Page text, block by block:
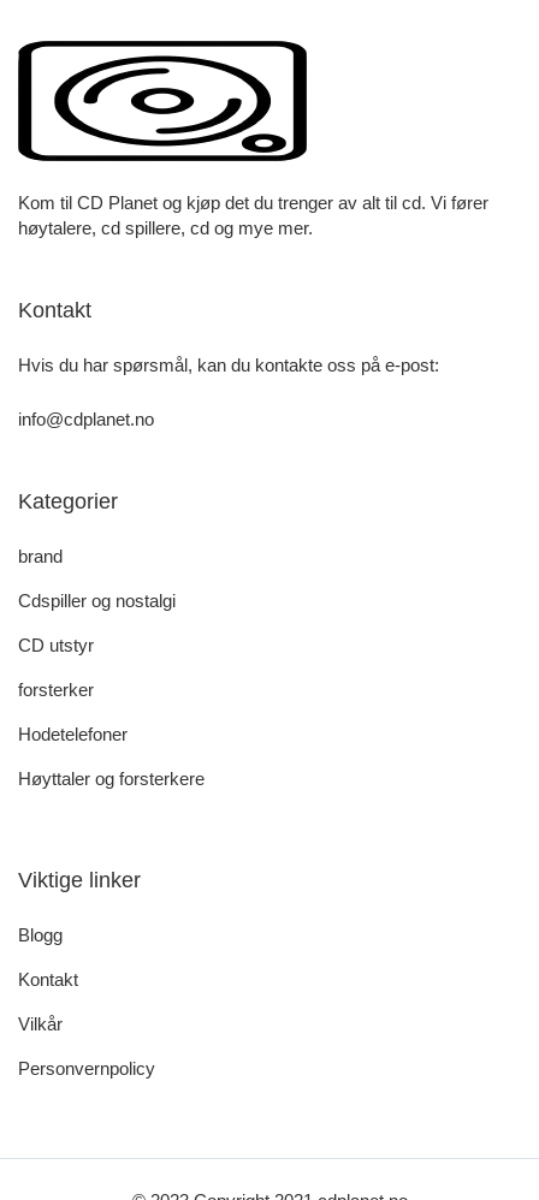
Kom til CD Planet og kjøp det du trenger av alt til cd. Vi fører
høytalere, cd spillere, cd og mye mer.
Kontakt
Hvis du har spørsmål, kan du kontakte oss på e-post:
info@cdplanet.no
Kategorier
brand
Cdspiller og nostalgi
CD utstyr
forsterker
Hodetelefoner
Høyttaler og forsterkere
Viktige linker
Blogg
Kontakt
Vilkår
Personvernpolicy